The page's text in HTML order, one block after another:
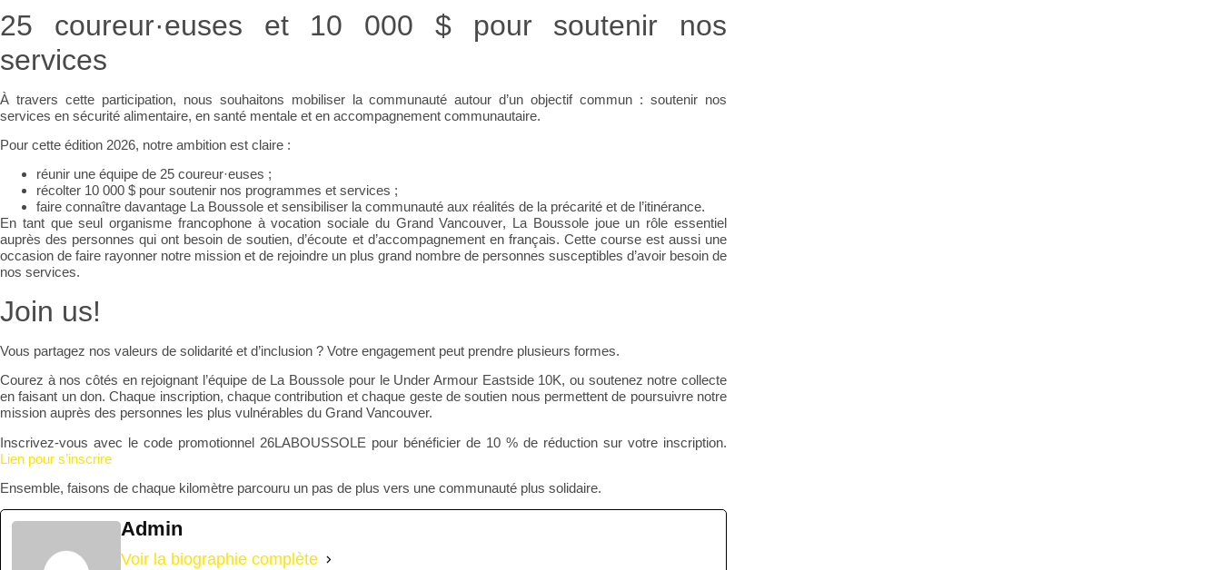
25 coureur·euses et 10 000 $ pour soutenir nos
services
À travers cette participation, nous souhaitons mobiliser la communauté autour d’un objectif commun : soutenir nos
services en sécurité alimentaire, en santé mentale et en accompagnement communautaire.
Pour cette édition 2026, notre ambition est claire :
réunir une équipe de 25 coureur·euses ;
récolter 10 000 $ pour soutenir nos programmes et services ;
faire connaître davantage La Boussole et sensibiliser la communauté aux réalités de la précarité et de l’itinérance.
En tant queseul organisme francophone à vocation sociale du Grand Vancouver, La Boussole joue un rôle essentiel
auprès des personnes qui ont besoin de soutien, d’écoute et d’accompagnement en français. Cette course est aussi une
occasion de faire rayonner notre mission et de rejoindre un plus grand nombre de personnes susceptibles d’avoir besoin de
nos services.
Join us!
Vous partagez nos valeurs de solidarité et d’inclusion ? Votre engagement peut prendre plusieurs formes.
Courez à nos côtés en rejoignant l’équipe de La Boussole pour le Under Armour Eastside 10K, ou soutenez notre collecte
en faisant un don. Chaque inscription, chaque contribution et chaque geste de soutien nous permettent de poursuivre notre
mission auprès des personnes les plus vulnérables du Grand Vancouver.
Inscrivez-vous avec le code promotionnel 26LABOUSSOLE pour bénéficier de 10 % de réduction sur votre inscription.
Lien pour s’inscrire
Ensemble, faisons de chaque kilomètre parcouru un pas de plus vers une communauté plus solidaire.
Admin
Voir la biographie complète